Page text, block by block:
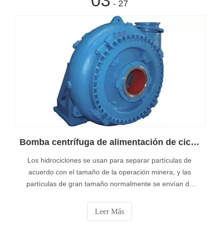
- 27
Bomba centrífuga de alimentación de ciclón
Los hidrociclones se usan para separar partículas de
acuerdo con el tamaño de la operación minera, y las
partículas de gran tamaño normalmente se envían de
las partículas pequeñas. La operación del ciclón se basa
en una tasa de entrada estable y una tasa de eliminación
Leer Más